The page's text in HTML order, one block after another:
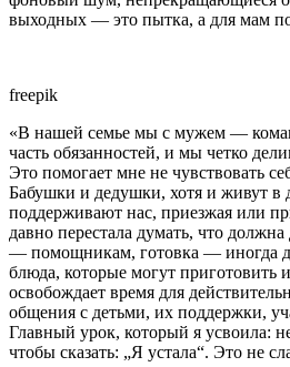
выходных — это пытка, а для мам
freepik
«В нашей семье мы с мужем —
часть обязанностей, и мы четко
Это помогает мне не чувствовать
Бабушки и дедушки, хотя и живут в
поддерживают нас, приезжая или
давно перестала думать, что должна
— помощникам, готовка — иногда
блюда, которые могут приготовить
освобождает время для
общения с детьми, их поддержки,
Главный урок, который я усвоила:
чтобы сказать: „Я устала“. Это не